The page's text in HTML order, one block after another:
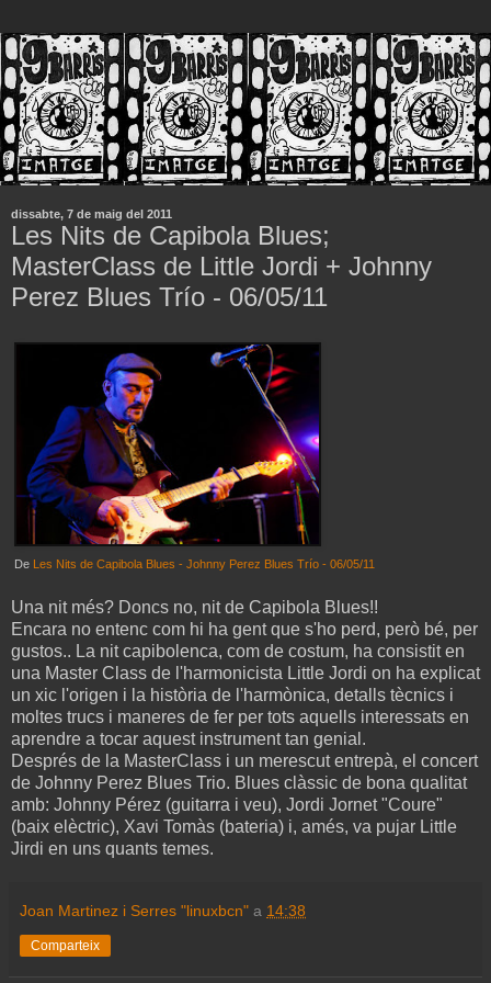
dissabte, 7 de maig del 2011
Les Nits de Capibola Blues;
MasterClass de Little Jordi + Johnny
Perez Blues Trío - 06/05/11
De Les Nits de Capibola Blues - Johnny Perez Blues Trío - 06/05/11
Una nit més? Doncs no, nit de Capibola Blues!!
Encara no entenc com hi ha gent que s'ho perd, però bé, per
gustos.. La nit capibolenca, com de costum, ha consistit en
una Master Class de l'harmonicista Little Jordi on ha explicat
un xic l'origen i la història de l'harmònica, detalls tècnics i
moltes trucs i maneres de fer per tots aquells interessats en
aprendre a tocar aquest instrument tan genial.
Després de la MasterClass i un merescut entrepà, el concert
de Johnny Perez Blues Trio. Blues clàssic de bona qualitat
amb: Johnny Pérez (guitarra i veu), Jordi Jornet "Coure"
(baix elèctric), Xavi Tomàs (bateria) i, amés, va pujar Little
Jirdi en uns quants temes.
Joan Martinez i Serres "linuxbcn" a 14:38
Comparteix